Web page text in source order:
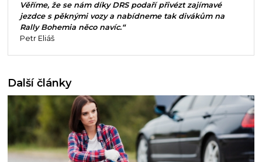
Věříme, že se nám díky DRS podaří přivézt zajímavé
jezdce s pěknými vozy a nabídneme tak divákům na
Rally Bohemia něco navíc.“
Petr Eliáš
Další články